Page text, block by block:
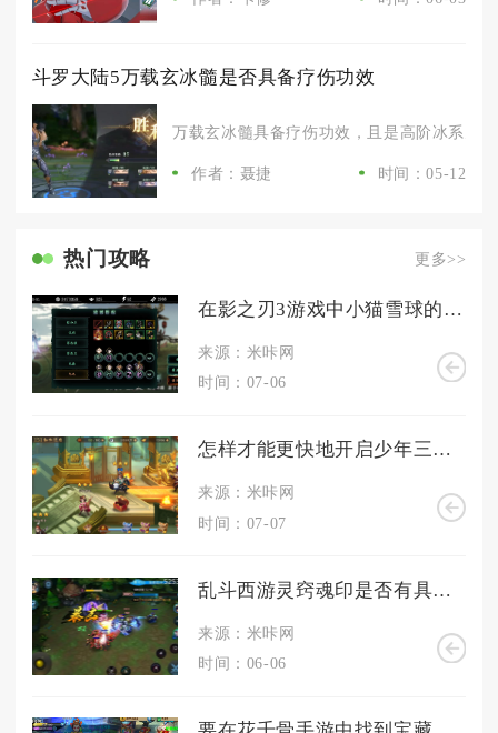
斗罗大陆5万载玄冰髓是否具备疗伤功效
万载玄冰髓具备疗伤功效，且是高阶冰系天
作者：聂捷 时间：05-12
热门攻略 更多>>
在影之刃3游戏中小猫雪球的位置在哪里
来源：米咔网
时间：07-06
怎样才能更快地开启少年三国志2中的宝箱
来源：米咔网
时间：07-07
乱斗西游灵窍魂印是否有具体用法
来源：米咔网
时间：06-06